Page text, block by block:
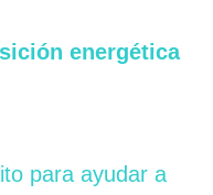
energética